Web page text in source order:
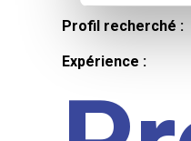
Profil recherché :
Expérience :